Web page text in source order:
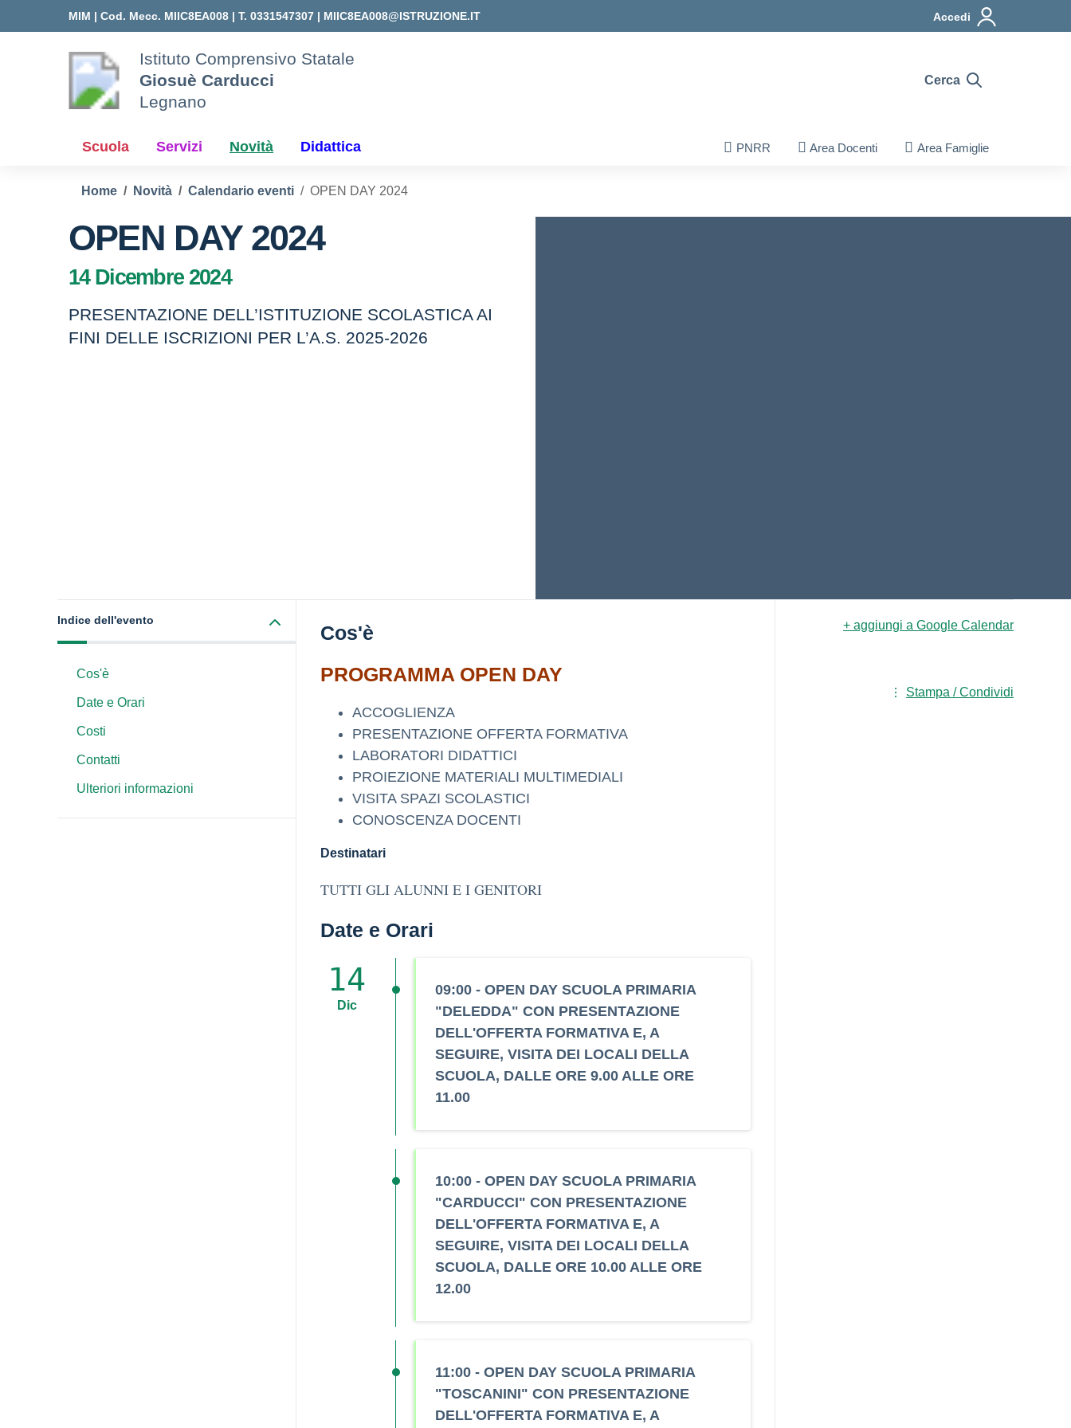
MIM | Cod. Mecc. MIIC8EA008 | T. 0331547307 | MIIC8EA008@ISTRUZIONE.IT Accedi
Istituto Comprensivo Statale
Giosuè Carducci
Legnano
Cerca
Scuola Servizi Novità Didattica PNRR Area Docenti Area Famiglie
Home Novità Calendario eventi OPEN DAY 2024
OPEN DAY 2024
14 Dicembre 2024
PRESENTAZIONE DELL’ISTITUZIONE SCOLASTICA AI
FINI DELLE ISCRIZIONI PER L’A.S. 2025-2026
Indice dell'evento
Cos'è
Date e Orari
Costi
Contatti
Ulteriori informazioni
Cos'è
PROGRAMMA OPEN DAY
ACCOGLIENZA
PRESENTAZIONE OFFERTA FORMATIVA
LABORATORI DIDATTICI
PROIEZIONE MATERIALI MULTIMEDIALI
VISITA SPAZI SCOLASTICI
CONOSCENZA DOCENTI
Destinatari
TUTTI GLI ALUNNI E I GENITORI
Date e Orari
09:00 - OPEN DAY SCUOLA PRIMARIA
"DELEDDA" CON PRESENTAZIONE
DELL'OFFERTA FORMATIVA E, A
SEGUIRE, VISITA DEI LOCALI DELLA
SCUOLA, DALLE ORE 9.00 ALLE ORE
11.00
14
Dic
10:00 - OPEN DAY SCUOLA PRIMARIA
"CARDUCCI" CON PRESENTAZIONE
DELL'OFFERTA FORMATIVA E, A
SEGUIRE, VISITA DEI LOCALI DELLA
SCUOLA, DALLE ORE 10.00 ALLE ORE
12.00
11:00 - OPEN DAY SCUOLA PRIMARIA
"TOSCANINI" CON PRESENTAZIONE
DELL'OFFERTA FORMATIVA E, A
+ aggiungi a Google Calendar
Stampa / Condividi